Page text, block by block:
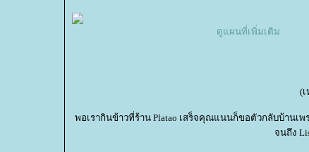
ดูแผนที่เพิ่มเติม
(
พอเรากินข้าวที่ร้าน Platao เสร็จคุณแนนก็ขอตัวกลับบ้านเ
จนถึง